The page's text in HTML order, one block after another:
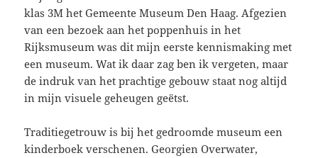
klas 3M het Gemeente Museum Den Haag. Afgezien
van een bezoek aan het poppenhuis in het
Rijksmuseum was dit mijn eerste kennismaking met
een museum. Wat ik daar zag ben ik vergeten, maar
de indruk van het prachtige gebouw staat nog altijd
in mijn visuele geheugen geëtst.
Traditiegetrouw is bij het gedroomde museum een
kinderboek verschenen. Georgien Overwater,